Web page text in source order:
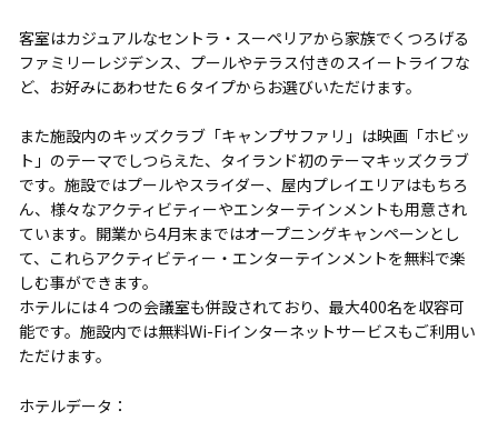
客室はカジュアルなセントラ・スーペリアから家族でくつろげる
ファミリーレジデンス、プールやテラス付きのスイートライフな
ど、お好みにあわせた６タイプからお選びいただけます。
また施設内のキッズクラブ「キャンプサファリ」は映画「ホビッ
ト」のテーマでしつらえた、タイランド初のテーマキッズクラブ
です。施設ではプールやスライダー、屋内プレイエリアはもちろ
ん、様々なアクティビティーやエンターテインメントも用意され
ています。開業から4月末まではオープニングキャンペーンとし
て、これらアクティビティー・エンターテインメントを無料で楽
しむ事ができます。
ホテルには４つの会議室も併設されており、最大400名を収容可
能です。施設内では無料Wi-Fiインターネットサービスもご利用い
ただけます。
ホテルデータ：